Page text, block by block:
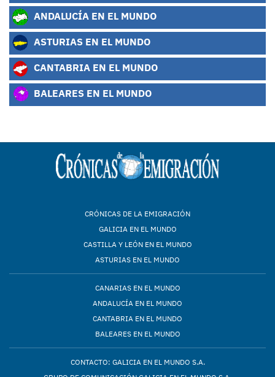
ANDALUCÍA EN EL MUNDO
ASTURIAS EN EL MUNDO
CANTABRIA EN EL MUNDO
BALEARES EN EL MUNDO
CRÓNICAS DE LA EMIGRACIÓN
GALICIA EN EL MUNDO
CASTILLA Y LEÓN EN EL MUNDO
ASTURIAS EN EL MUNDO
CANARIAS EN EL MUNDO
ANDALUCÍA EN EL MUNDO
CANTABRIA EN EL MUNDO
BALEARES EN EL MUNDO
CONTACTO: GALICIA EN EL MUNDO S.A.